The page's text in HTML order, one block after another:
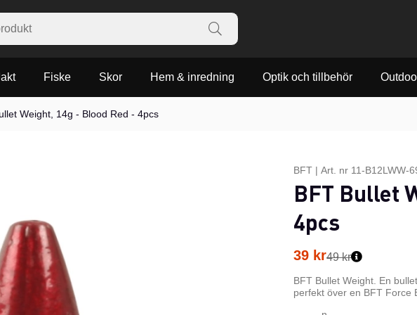
Fiske Skor Hem & inredning Optik och tillbehör
Weight, 14g - Blood Red - 4pcs
BFT | Art. nr 11-B12LWW-
BFT Bullet
4pcs
39 kr49 kr
BFT Bullet Weight. En
perfekt över en BFT Force